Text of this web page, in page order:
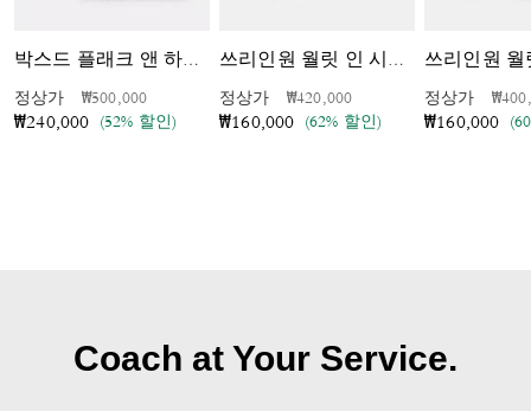
박스드 플래크 앤 하니스 버클 컷투사이즈 리버시블 벨트, 38MM
정상가 가격 인하 전
₩500,000인하됨
₩240,000 (52% 할인)
쓰리인원 월릿 인 시그니처 레더
정상가 가격 인하 전
₩420,000인하됨
₩160,000 (62% 할인)
쓰리인원 월
정상가 가격
₩160,000
Coach at Your Service.